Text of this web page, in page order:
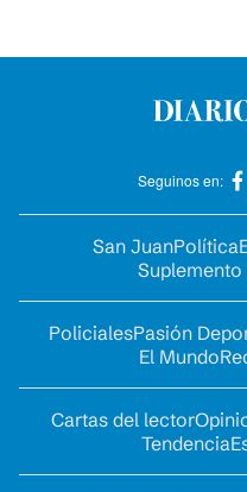
Seguinos en:
San JuanPolítica
Suplemento
PolicialesPasión
El Mundo
Cartas del lector
Tendencia